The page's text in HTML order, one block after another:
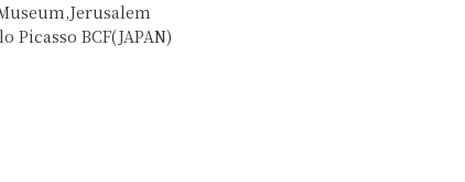
Picasso BCF(JAPAN)